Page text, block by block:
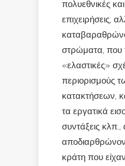
πολυεθνικές
επιχειρήσεις,
στρώματα, που
«ελαστικές»
περιορισμούς
κατακτήσεων,
τα εργατικά
συντάξεις κλπ.,
κράτη που